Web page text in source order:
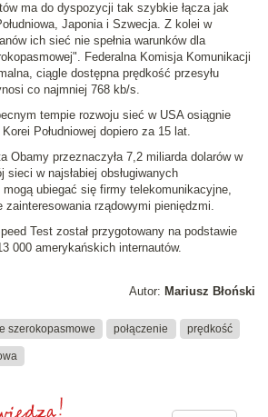
ma do dyspozycji tak szybkie łącza jak
Japonia i Szwecja. Z kolei w
ich sieć nie spełnia warunków dla
Federalna Komisja Komunikacji
ciągle dostępna prędkość przesyłu
co najmniej 768 kb/s.
tempie rozwoju sieć w USA osiągnie
Południowej dopiero za 15 lat.
Obamy przeznaczyła 7,2 miliarda dolarów w
sieci w najsłabiej obsługiwanych
ubiegać się firmy telekomunikacyjne,
zainteresowania rządowymi pieniędzmi.
Test został przygotowany na podstawie
000 amerykańskich internautów.
Autor: Mariusz Błoński
szerokopasmowe połączenie prędkość